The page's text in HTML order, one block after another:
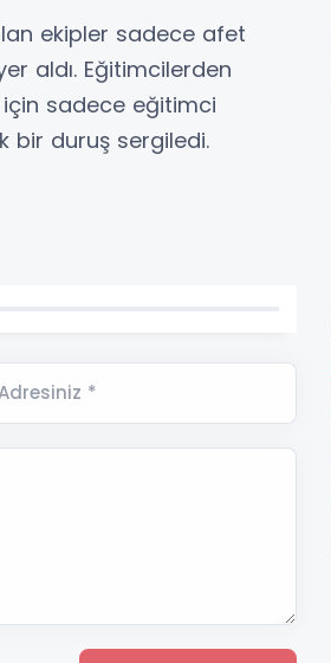
ekipler sadece afet
aldı. Eğitimcilerden
için sadece eğitimci
bir duruş sergiledi.
*